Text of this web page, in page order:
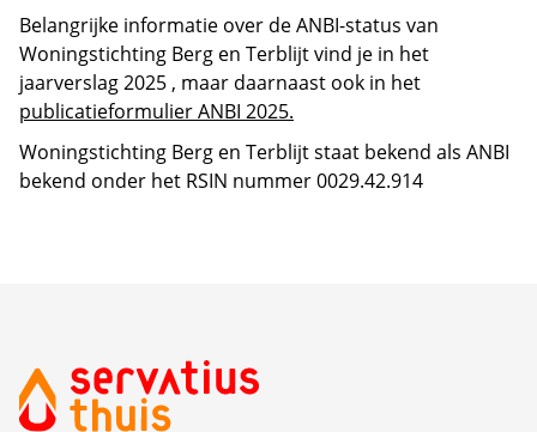
Belangrijke informatie over de ANBI-status van
Woningstichting Berg en Terblijt vind je in het
jaarverslag 2025 , maar daarnaast ook in het
publicatieformulier ANBI 2025.
Woningstichting Berg en Terblijt staat bekend als ANBI
bekend onder het RSIN nummer 0029.42.914